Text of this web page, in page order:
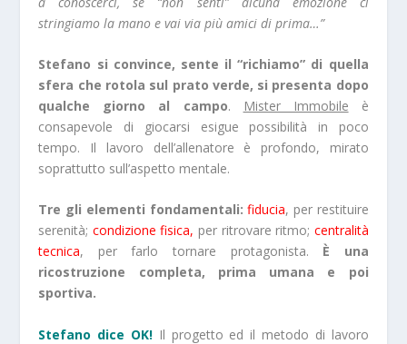
stringiamo la mano e vai via più amici di prima…”
Stefano si convince, sente il “richiamo” di quella
sfera che rotola sul prato verde, si presenta dopo
qualche giorno al campo. Mister Immobile è
consapevole di giocarsi esigue possibilità in poco
tempo. Il lavoro dell’allenatore è profondo, mirato
soprattutto sull’aspetto mentale.
Tre gli elementi fondamentali: fiducia, per restituire
serenità; condizione fisica, per ritrovare ritmo; centralità
tecnica, per farlo tornare protagonista. È una
ricostruzione completa, prima umana e poi
sportiva.
Stefano dice OK! Il progetto ed il metodo di lavoro